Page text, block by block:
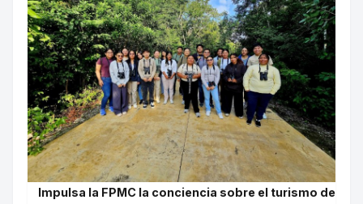
Impulsa la FPMC la conciencia sobre el turismo de